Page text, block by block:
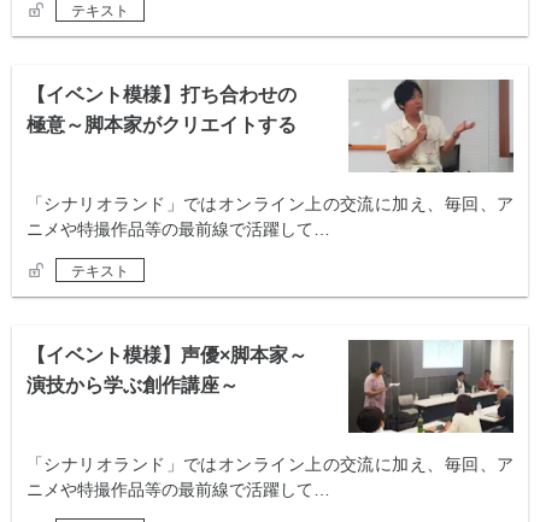
テキスト
【イベント模様】打ち合わせの
極意～脚本家がクリエイトする
「シナリオランド」ではオンライン上の交流に加え、毎回、ア
ニメや特撮作品等の最前線で活躍して…
テキスト
【イベント模様】声優×脚本家～
演技から学ぶ創作講座～
「シナリオランド」ではオンライン上の交流に加え、毎回、ア
ニメや特撮作品等の最前線で活躍して…